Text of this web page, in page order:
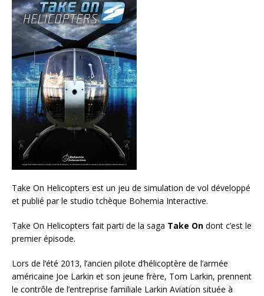
Take On Helicopters est un jeu de simulation de vol développé
et publié par le studio tchèque Bohemia Interactive.
Take On Helicopters fait parti de la saga Take On dont c’est le
premier épisode.
Lors de l’été 2013, l’ancien pilote d’hélicoptère de l’armée
américaine Joe Larkin et son jeune frère, Tom Larkin, prennent
le contrôle de l’entreprise familiale Larkin Aviation située à